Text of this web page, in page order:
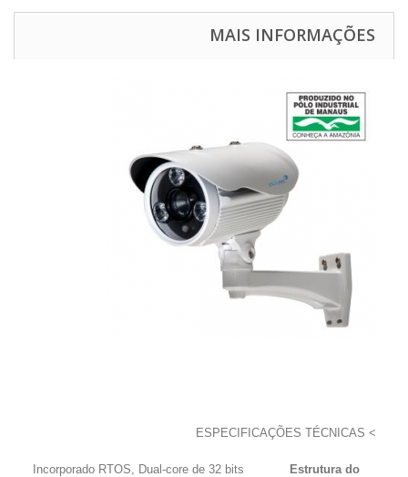
MAIS INFORMAÇÕES
>
Estrutura do
Incorporado RTOS, Dual-core de 32 bits